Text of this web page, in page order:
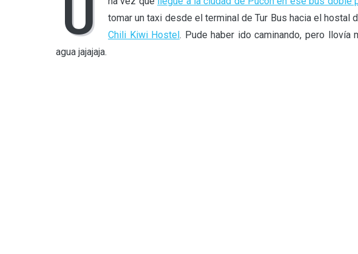
U
tomar un taxi desde el terminal de Tur Bus hacia el hostal
Chili Kiwi Hostel. Pude haber ido caminando, pero llovía
agua jajajaja.